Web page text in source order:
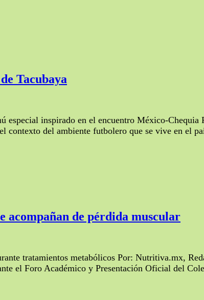
Tacubaya
especial inspirado en el encuentro México-
del ambiente futbolero que se vive en el
acompañan de pérdida muscular
tratamientos metabólicos Por: Nutritiva.mx,
el Foro Académico y Presentación Oficial del